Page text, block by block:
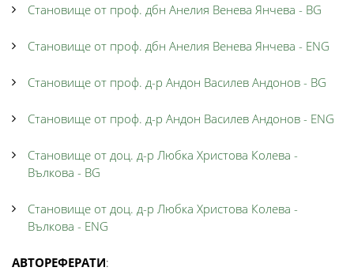
Становище от проф. дбн Анелия Венева Янчева - BG
Становище от проф. дбн Анелия Венева Янчева - ENG
Становище от проф. д-р Андон Василев Андонов - BG
Становище от проф. д-р Андон Василев Андонов - ENG
Становище от доц. д-р Любка Христова Колева -
Вълкова - BG
Становище от доц. д-р Любка Христова Колева -
Вълкова - ENG
АВТОРЕФЕРАТИ: